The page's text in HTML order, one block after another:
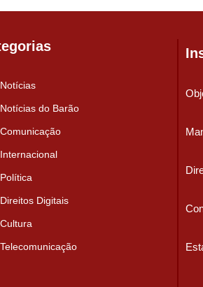
Notícias
Notícias do Barão
Comunicação
Internacional
Política
Direitos Digitais
Cultura
Telecomunicação